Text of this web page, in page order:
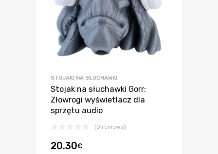
STOJAKI NA SŁUCHAWKI
Stojak na słuchawki Gorr:
Złowrogi wyświetlacz dla
sprzętu audio
(0 reviews)
20.30€